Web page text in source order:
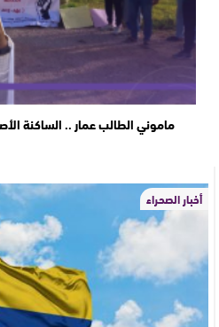
ماموني الطالب عمار .. الساكنة
أخبار الصحراء